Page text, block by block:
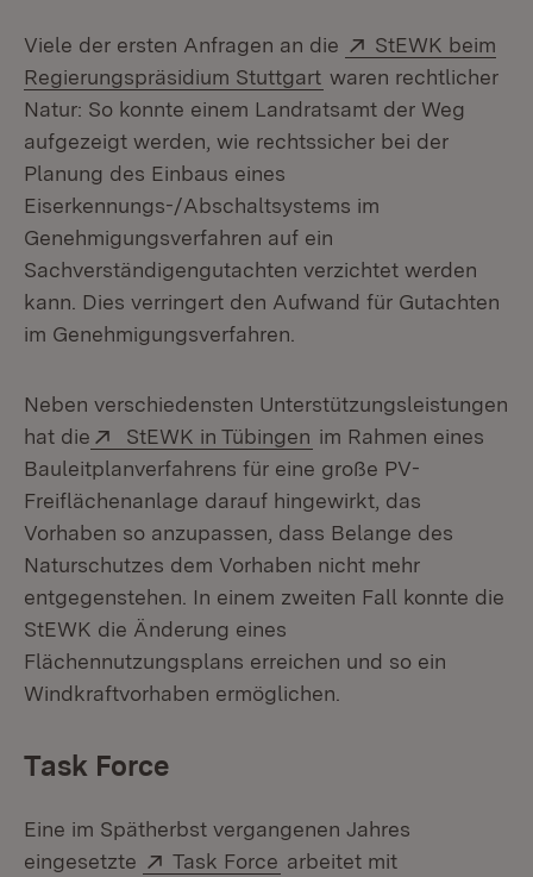
Viele der ersten Anfragen an die Extern:
StEWK beim
Regierungspräsidium Stuttgart (Öffnet in neuem
waren rechtlicher
Natur: So konnte einem Landratsamt der Weg
aufgezeigt werden, wie rechtssicher bei der
Planung des Einbaus eines
Eiserkennungs-/Abschaltsystems im
Genehmigungsverfahren auf ein
Sachverständigengutachten verzichtet werden
kann. Dies verringert den Aufwand für Gutachten
im Genehmigungsverfahren.
Neben verschiedensten Unterstützungsleistungen
hat die
Extern:
StEWK in Tübingen (Öffnet in neuem
im Rahmen eines
Bauleitplanverfahrens für eine große PV-
Freiflächenanlage darauf hingewirkt, das
Vorhaben so anzupassen, dass Belange des
Naturschutzes dem Vorhaben nicht mehr
entgegenstehen. In einem zweiten Fall konnte die
StEWK die Änderung eines
Flächennutzungsplans erreichen und so ein
Windkraftvorhaben ermöglichen.
Task Force
Eine im Spätherbst vergangenen Jahres
eingesetzte
Extern:
Task Force (Öffnet in neuem Fenster)
arbeitet mit